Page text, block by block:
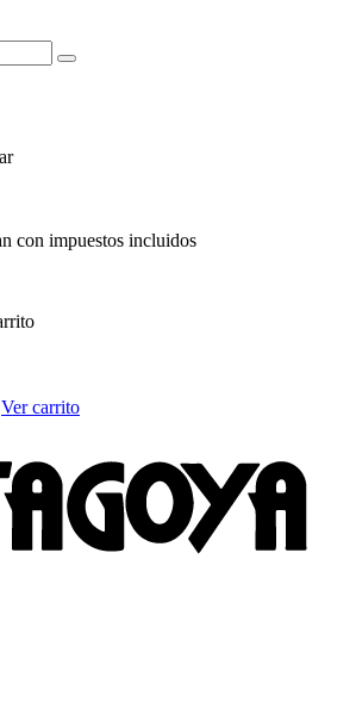
con impuestos incluidos
Ver carrito